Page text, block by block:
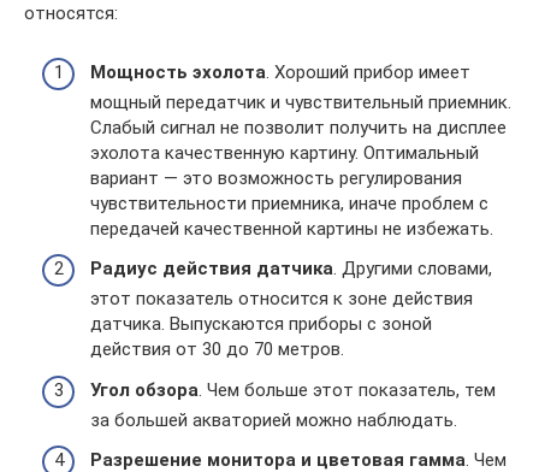
относятся:
Мощность эхолота . Хороший прибор имеет
мощный передатчик и чувствительный приемник.
Слабый сигнал не позволит получить на дисплее
эхолота качественную картину. Оптимальный
вариант — это возможность регулирования
чувствительности приемника, иначе проблем с
передачей качественной картины не избежать.
Радиус действия датчика. Другими словами,
этот показатель относится к зоне действия
датчика. Выпускаются приборы с зоной
действия от 30 до 70 метров.
Угол обзора . Чем больше этот показатель, тем
за большей акваторией можно наблюдать.
Разрешение монитора и цветовая гамма. Чем